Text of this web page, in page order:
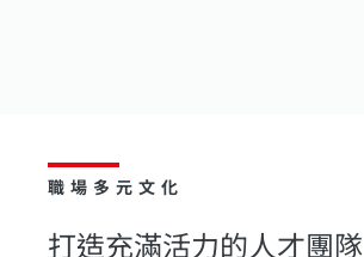
職場多元文化
打造充滿活力的人才團隊